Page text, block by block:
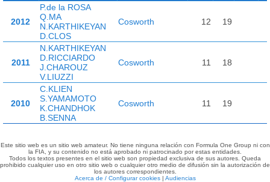
2012
P.de la ROSA
Q.MA
N.KARTHIKEYAN
D.CLOS
Cosworth 12 19
2011
N.KARTHIKEYAN
D.RICCIARDO
J.CHAROUZ
V.LIUZZI
Cosworth 11 18
2010
C.KLIEN
S.YAMAMOTO
K.CHANDHOK
B.SENNA
Cosworth 11 19
Este sitio web es un sitio web amateur. No tiene ninguna relación con Formula One Group ni con
la FIA, y su contenido no está aprobado ni patrocinado por estas entidades.
Todos los textos presentes en el sitio web son propiedad exclusiva de sus autores. Queda
prohibido cualquier uso en otro sitio web o cualquier otro medio de difusión sin la autorización de
los autores correspondientes.
Acerca de / Configurar cookies| Audiencias